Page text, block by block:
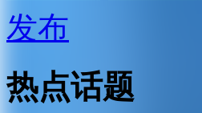
发布
热点话题